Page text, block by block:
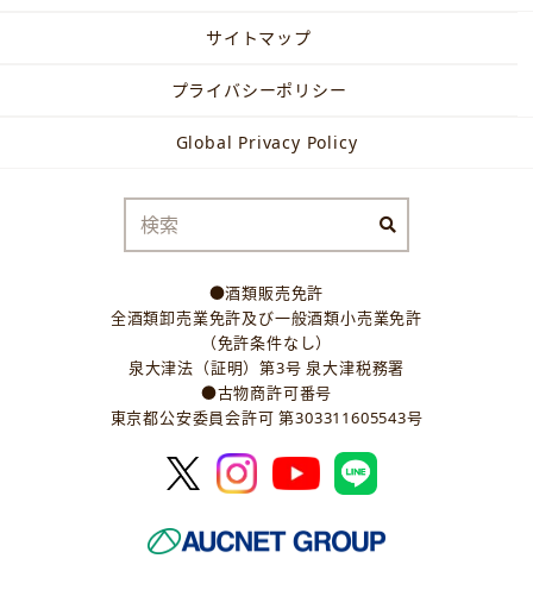
サイトマップ
プライバシーポリシー
Global Privacy Policy
●酒類販売免許
全酒類卸売業免許及び一般酒類小売業免許
（免許条件なし）
泉大津法（証明）第3号 泉大津税務署
●古物商許可番号
東京都公安委員会許可 第303311605543号